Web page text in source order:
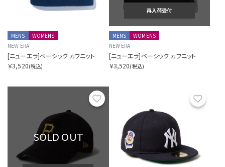
MENS
WOMENS
NEW ERA
[ニューエラ]ベーシック カフニット
￥3,520(税込)
再入荷受付
MENS
WOMENS
NEW ERA
[ニューエラ]ベーシック カフニット
￥3,520(税込)
お気に入り
SOLD OUT